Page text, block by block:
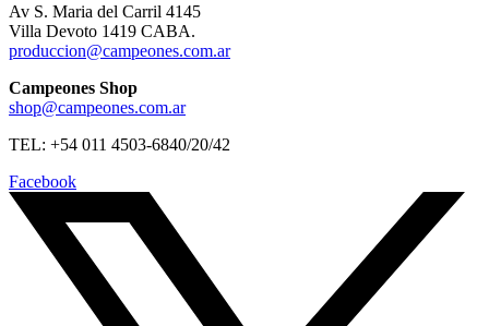
Av S. Maria del Carril 4145
Villa Devoto 1419 CABA.
produccion@campeones.com.ar
Campeones Shop
shop@campeones.com.ar
TEL: +54 011 4503-6840/20/42
Facebook